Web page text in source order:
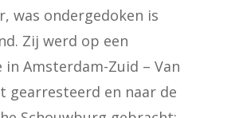
was ondergedoken is
Zij werd op een
Amsterdam-Zuid – Van
gearresteerd en naar de